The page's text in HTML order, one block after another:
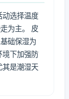
动选择温度
为主。 皮
础保湿为
境下加强防
其是潮湿天